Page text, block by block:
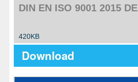
DIN EN ISO 9001 2015 DE
420KB
Download